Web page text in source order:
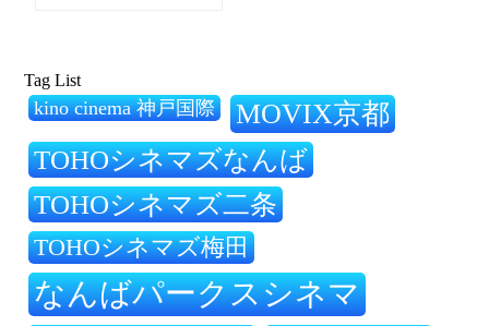
Tag List
kino cinema 神戸国際 MOVIX京都
TOHOシネマズなんば
TOHOシネマズ二条
TOHOシネマズ梅田
なんばパークスシネマ